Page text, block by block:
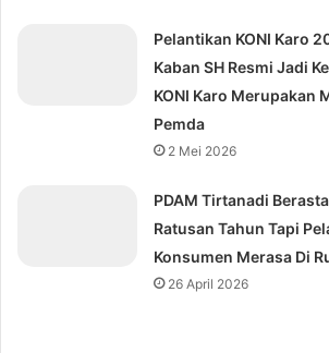
Pelantikan KONI Karo
Kaban SH Resmi Jadi
KONI Karo Merupakan
Pemda
2 Mei 2026
PDAM Tirtanadi
Ratusan Tahun Tapi
Konsumen Merasa Di
26 April 2026